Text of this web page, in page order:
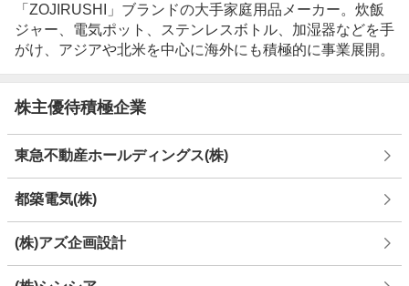
「ZOJIRUSHI」ブランドの大手家庭用品メーカー。炊飯
ジャー、電気ポット、ステンレスボトル、加湿器などを手
がけ、アジアや北米を中心に海外にも積極的に事業展開。
株主優待積極企業
東急不動産ホールディングス(株)
都築電気(株)
(株)アズ企画設計